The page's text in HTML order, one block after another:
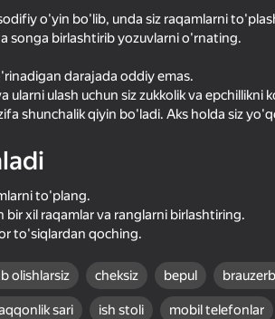
Boshlash
Oʻyin haqida
o'yin bo'lib, unda siz raqamlarni
songa birlashtirib yozuvlarni o'rnating.
darajada oddiy emas.
ularni ulash uchun siz zukkolik va epchillikni
shunchalik qiyin bo'ladi. Aks holda siz
to'plang.
bir xil raqamlar va ranglarni birlashtiring.
to'siqlardan qoching.
olishlarsiz cheksiz bepul
sari ish stoli mobil telefonlar